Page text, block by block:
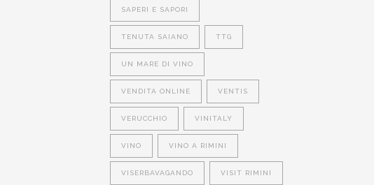
SAPERI E SAPORI
TENUTA SAIANO TTG
UN MARE DI VINO
VENDITA ONLINE VENTIS
VERUCCHIO VINITALY
VINO VINO A RIMINI
VISERBAVAGANDO VISIT RIMINI